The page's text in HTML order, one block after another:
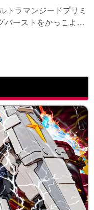
トラマンジードプリミ
バーストをかっこよく
ティブのプラ